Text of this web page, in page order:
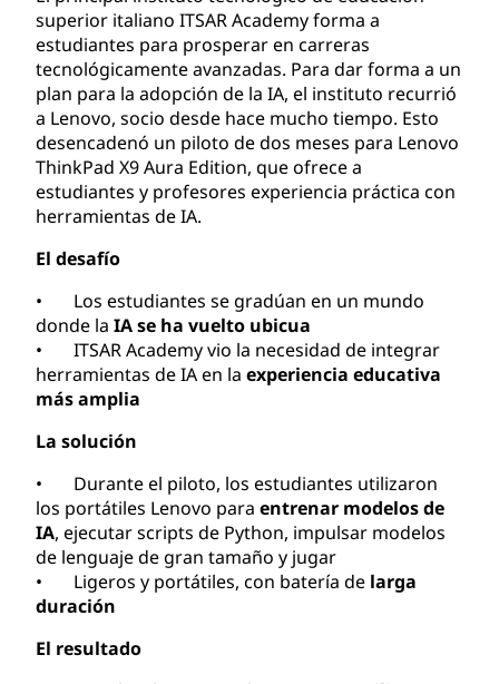
superior italiano ITSAR Academy forma a
estudiantes para prosperar en carreras
tecnológicamente avanzadas. Para dar forma a un
plan para la adopción de la IA, el instituto recurrió
a Lenovo, socio desde hace mucho tiempo. Esto
desencadenó un piloto de dos meses para Lenovo
ThinkPad X9 Aura Edition, que ofrece a
estudiantes y profesores experiencia práctica con
herramientas de IA.
El desafío
• Los estudiantes se gradúan en un mundo
donde la IA se ha vuelto ubicua
• ITSAR Academy vio la necesidad de integrar
herramientas de IA en la experiencia educativa
más amplia
La solución
• Durante el piloto, los estudiantes utilizaron
los portátiles Lenovo para entrenar modelos de
IA, ejecutar scripts de Python, impulsar modelos
de lenguaje de gran tamaño y jugar
• Ligeros y portátiles, con batería de larga
duración
El resultado